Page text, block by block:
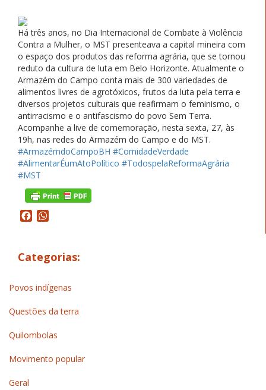
Há três anos, no Dia Internacional de Combate à Violência
Contra a Mulher, o MST presenteava a capital mineira com
o espaço dos produtos das reforma agrária, que se tornou
reduto da cultura de luta em Belo Horizonte. Atualmente o
Armazém do Campo conta mais de 300 variedades de
alimentos livres de agrotóxicos, frutos da luta pela terra e
diversos projetos culturais que reafirmam o feminismo, o
antirracismo e o antifascismo do povo Sem Terra.
Acompanhe a live de comemoração, nesta sexta, 27, às
19h, nas redes do Armazém do Campo e do MST.
#ArmazémdoCampoBH #ComidadeVerdade
#AlimentarÉumAtoPolítico #TodospelaReformaAgrária
#MST
Facebook
Categorias:
Povos indígenas
Questões da terra
Quilombolas
Movimento popular
Geral